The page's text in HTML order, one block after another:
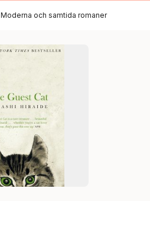
Moderna och samtida romaner